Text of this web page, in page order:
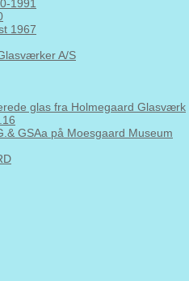
1991
1967
A/S
glas fra Holmegaard Glasværk
GSAa på Moesgaard Museum